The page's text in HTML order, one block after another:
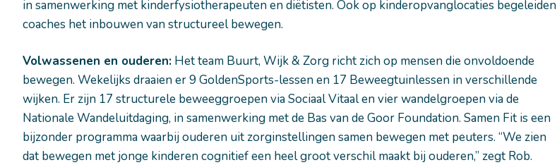
in samenwerking met kinderfysiotherapeuten en diëtisten. Ook op kinderopvanglocaties begeleiden
coaches het inbouwen van structureel bewegen.
Volwassenen en ouderen: Het team Buurt, Wijk & Zorg richt zich op mensen die onvoldoende
bewegen. Wekelijks draaien er 9 GoldenSports-lessen en 17 Beweegtuinlessen in verschillende
wijken. Er zijn 17 structurele beweeggroepen via Sociaal Vitaal en vier wandelgroepen via de
Nationale Wandeluitdaging, in samenwerking met de Bas van de Goor Foundation. Samen Fit is een
bijzonder programma waarbij ouderen uit zorginstellingen samen bewegen met peuters. “We zien
dat bewegen met jonge kinderen cognitief een heel groot verschil maakt bij ouderen,” zegt Rob.